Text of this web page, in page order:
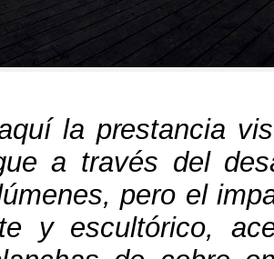
la prestancia
a través del
,pero el
y escultórico,